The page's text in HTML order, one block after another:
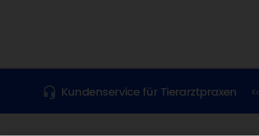
Kundenservice für Tierarztpraxen